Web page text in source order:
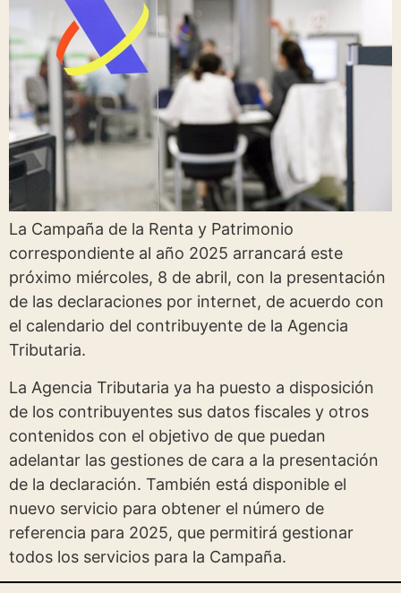
La Campaña de la Renta y Patrimonio
correspondiente al año 2025 arrancará este
próximo miércoles, 8 de abril, con la presentación
de las declaraciones por internet, de acuerdo con
el calendario del contribuyente de la Agencia
Tributaria.
La Agencia Tributaria ya ha puesto a disposición
de los contribuyentes sus datos fiscales y otros
contenidos con el objetivo de que puedan
adelantar las gestiones de cara a la presentación
de la declaración. También está disponible el
nuevo servicio para obtener el número de
referencia para 2025, que permitirá gestionar
todos los servicios para la Campaña.